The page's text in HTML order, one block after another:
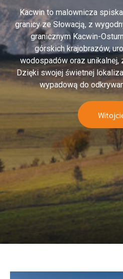
Kacwin to malownicza
granicy ze Słowacją, z
granicznym Kacwin-
górskich krajobrazów,
wodospadów oraz unikalnej,
Dzięki swojej świetnej
wypadową do